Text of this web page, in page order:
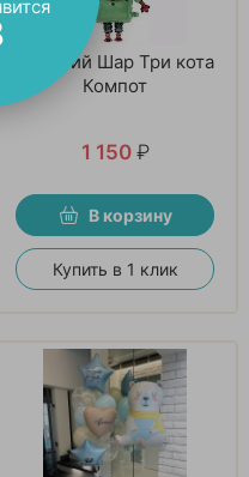
Ходячий Шар Три кота
Компот
1 150 ₽
В корзину
Купить в 1 клик